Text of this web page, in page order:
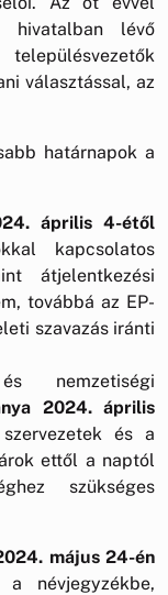
hivatalban lévő
választással, az
határnapok a
április 4-étől
kapcsolatos
átjelentkezési
továbbá az EP-
szavazás iránti
nemzetiségi
2024. április
és a
ettől a naptól
szükséges
május 24-én
névjegyzékbe,